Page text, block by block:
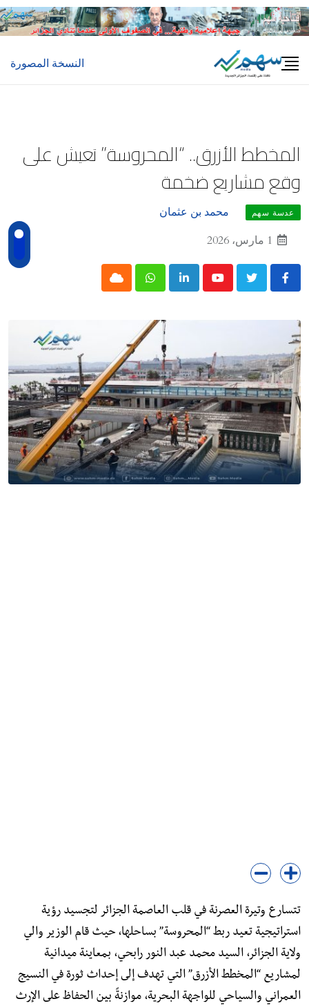
Skip
to
النسخة المصورة
المخطط الأزرق.. “المحروسة” تعيش على
وقع مشاريع ضخمة
عدسة سهم
محمد بن عثمان
1 مارس، 2026
Youtube
LinkedIn
Whatsapp
Cloud
​تتسارع وتيرة العصرنة في قلب العاصمة الجزائر لتجسيد رؤية
استراتيجية تعيد ربط “المحروسة” بساحلها، حيث قام الوزير والي
ولاية الجزائر، السيد محمد عبد النور رابحي، بمعاينة ميدانية
لمشاريع “المخطط الأزرق” التي تهدف إلى إحداث ثورة في النسيج
العمراني والسياحي للواجهة البحرية، موازنةً بين الحفاظ على الإرث